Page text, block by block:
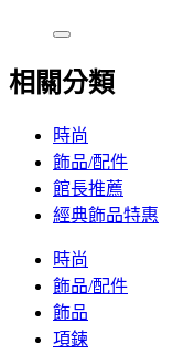
相關分類
時尚
飾品/配件
館長推薦
經典飾品特惠
時尚
飾品/配件
飾品
項鍊